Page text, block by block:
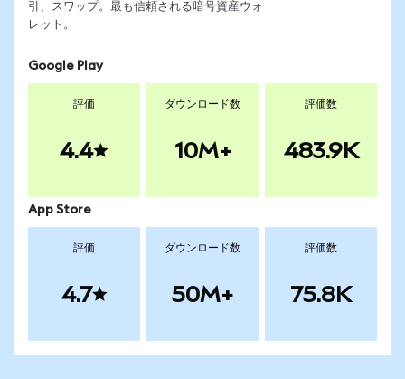
引、スワップ。最も信頼される暗号資産ウォ
レット。
Google Play
評価
4.4
ダウンロード数
10M+
評価数
483.9K
App Store
評価
4.7
ダウンロード数
50M+
評価数
75.8K